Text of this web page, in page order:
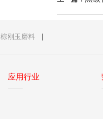
棕刚玉磨料 |
应用行业